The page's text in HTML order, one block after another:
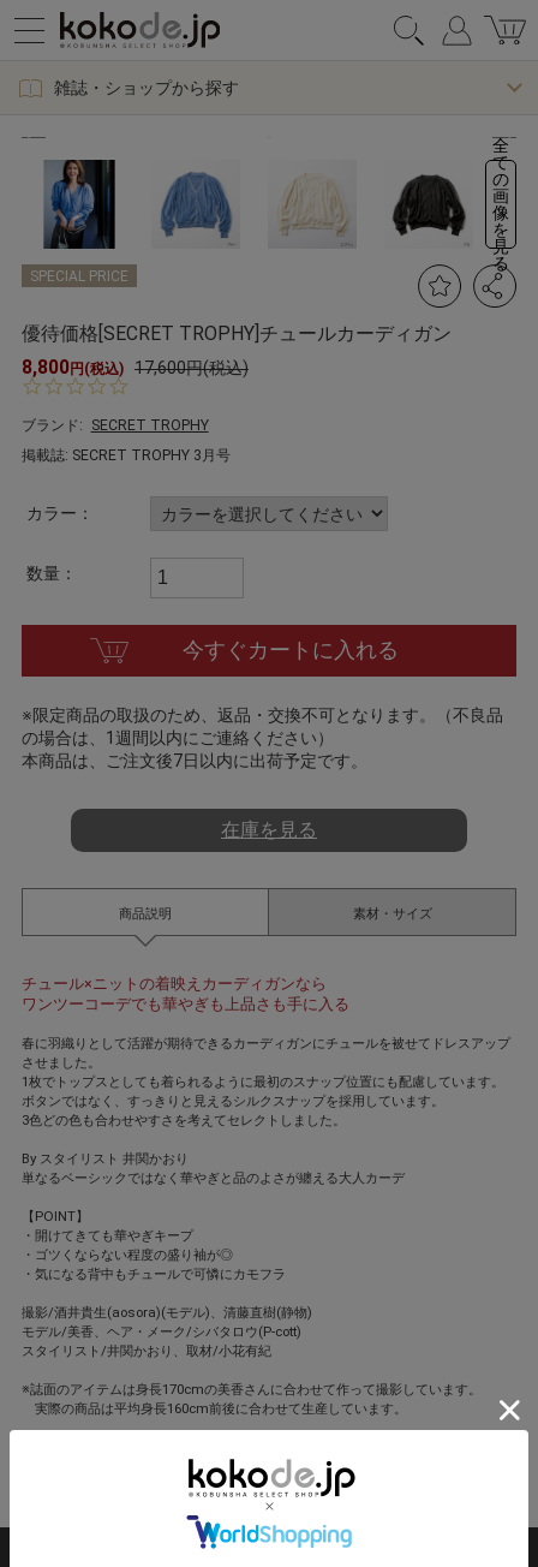
雑誌・ショップから探す
全
て
の
画
像
を
見
る
SPECIAL PRICE
優待価格[SECRET TROPHY]チュールカーディガン
8,800円(税込) 17,600円(税込)
s
t
a
ブランド:
SECRET TROPHY
掲載誌: SECRET TROPHY 3月号
カラー：
数量：
今すぐカートに入れる
※限定商品の取扱のため、返品・交換不可となります。（不良品
の場合は、1週間以内にご連絡ください）
本商品は、ご注文後7日以内に出荷予定です。
在庫を見る
商品説明
チュール×ニットの着映えカーディガンなら
ワンツーコーデでも華やぎも上品さも手に入る
春に羽織りとして活躍が期待できるカーディガンにチュールを被せてドレスアップ
させました。
1枚でトップスとしても着られるように最初のスナップ位置にも配慮しています。
ボタンではなく、すっきりと見えるシルクスナップを採用しています。
3色どの色も合わせやすさを考えてセレクトしました。
By スタイリスト 井関かおり
単なるベーシックではなく華やぎと品のよさが纏える大人カーデ
【POINT】
・開けてきても華やぎキープ
・ゴツくならない程度の盛り袖が◎
・気になる背中もチュールで可憐にカモフラ
撮影/酒井貴生(aosora)(モデル)、清藤直樹(静物)
モデル/美香、ヘア・メーク/シバタロウ(P-cott)
スタイリスト/井関かおり、取材/小花有紀
※誌面のアイテムは身長170cmの美香さんに合わせて作って撮影しています。
実際の商品は平均身長160cm前後に合わせて生産しています。
素材・サイズ
STAFF COORDINATE